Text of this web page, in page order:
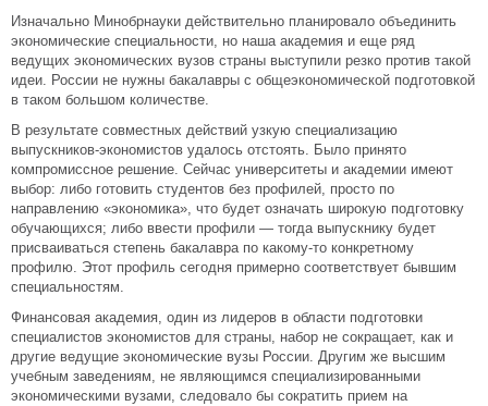
Изначально Минобрнауки действительно планировало объединить
экономические специальности, но наша академия и еще ряд
ведущих экономических вузов страны выступили резко против такой
идеи. России не нужны бакалавры с общеэкономической подготовкой
в таком большом количестве.
В результате совместных действий узкую специализацию
выпускников-экономистов удалось отстоять. Было принято
компромиссное решение. Сейчас университеты и академии имеют
выбор: либо готовить студентов без профилей, просто по
направлению «экономика», что будет означать широкую подготовку
обучающихся; либо ввести профили — тогда выпускнику будет
присваиваться степень бакалавра по какому-то конкретному
профилю. Этот профиль сегодня примерно соответствует бывшим
специальностям.
Финансовая академия, один из лидеров в области подготовки
специалистов экономистов для страны, набор не сокращает, как и
другие ведущие экономические вузы России. Другим же высшим
учебным заведениям, не являющимся специализированными
экономическими вузами, следовало бы сократить прием на